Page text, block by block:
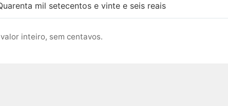
mil setecentos e vinte e seis reais
inteiro, sem centavos.